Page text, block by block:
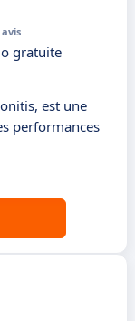
avis
gratuite
est une
performances